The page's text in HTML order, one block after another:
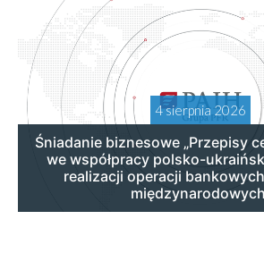
4 sierpnia 2026
Śniadanie biznesowe „Przepisy
we współpracy polsko-
realizacji operacji